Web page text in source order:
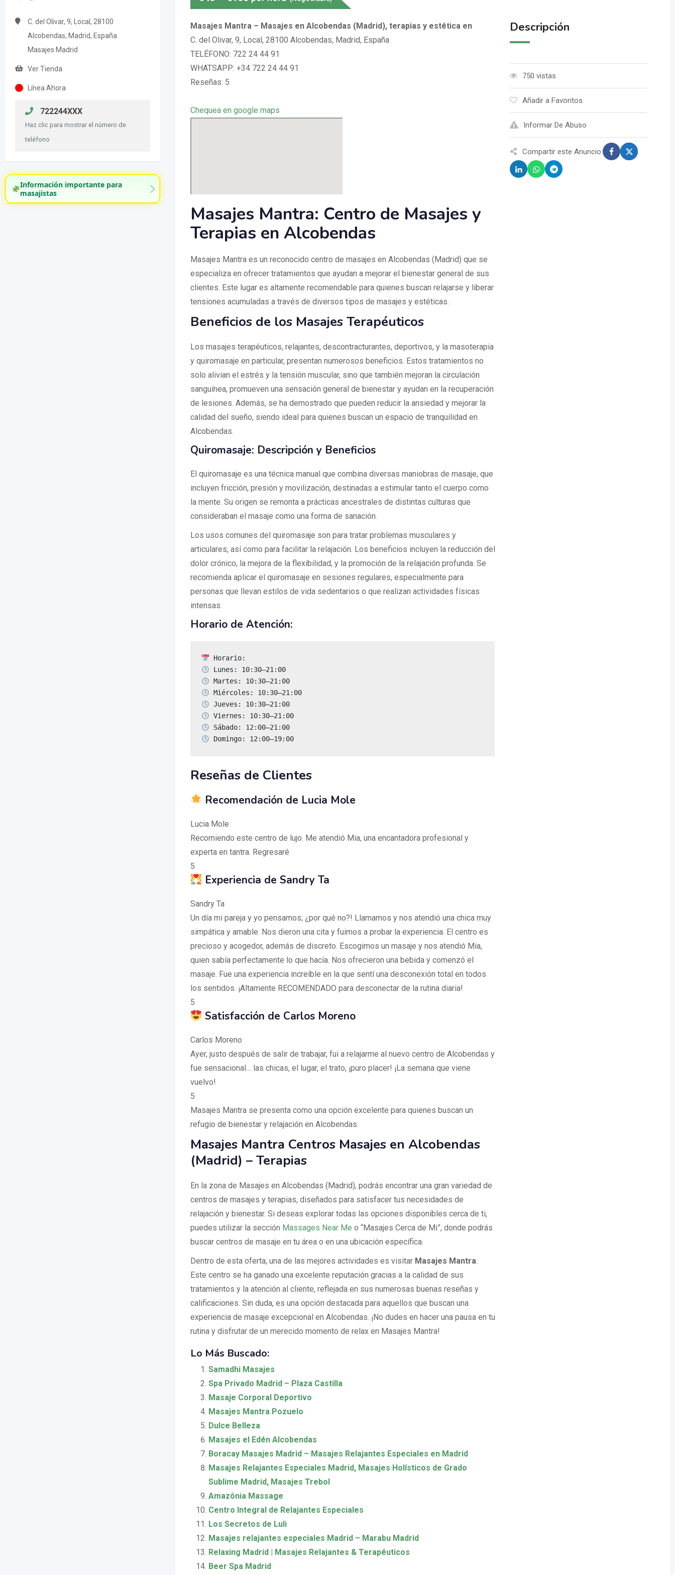
C. del Olivar, 9, Local, 28100
Alcobendas, Madrid, España
Masajes Madrid
Ver Tienda
Línea Ahora
722244XXX
Haz clic para mostrar el número de
teléfono
Información importante para
masajistas
Masajes Mantra – Masajes en Alcobendas (Madrid), terapias y estética en
C. del Olivar, 9, Local, 28100 Alcobendas, Madrid, España
TELÉFONO: 722 24 44 91
WHATSAPP: +34 722 24 44 91
Reseñas: 5
Chequea en google maps
Masajes Mantra: Centro de Masajes y
Terapias en Alcobendas
Masajes Mantra es un reconocido centro de masajes en Alcobendas (Madrid) que se
especializa en ofrecer tratamientos que ayudan a mejorar el bienestar general de sus
clientes. Este lugar es altamente recomendable para quienes buscan relajarse y liberar
tensiones acumuladas a través de diversos tipos de masajes y estéticas.
Beneficios de los Masajes Terapéuticos
Los masajes terapéuticos, relajantes, descontracturantes, deportivos, y la masoterapia
y quiromasaje en particular, presentan numerosos beneficios. Estos tratamientos no
solo alivian el estrés y la tensión muscular, sino que también mejoran la circulación
sanguínea, promueven una sensación general de bienestar y ayudan en la recuperación
de lesiones. Además, se ha demostrado que pueden reducir la ansiedad y mejorar la
calidad del sueño, siendo ideal para quienes buscan un espacio de tranquilidad en
Alcobendas.
Quiromasaje: Descripción y Beneficios
El quiromasaje es una técnica manual que combina diversas maniobras de masaje, que
incluyen fricción, presión y movilización, destinadas a estimular tanto el cuerpo como
la mente. Su origen se remonta a prácticas ancestrales de distintas culturas que
consideraban el masaje como una forma de sanación.
Los usos comunes del quiromasaje son para tratar problemas musculares y
articulares, así como para facilitar la relajación. Los beneficios incluyen la reducción del
dolor crónico, la mejora de la flexibilidad, y la promoción de la relajación profunda. Se
recomienda aplicar el quiromasaje en sesiones regulares, especialmente para
personas que llevan estilos de vida sedentarios o que realizan actividades físicas
intensas.
Horario de Atención:
Lunes: 10:30–21:00
Martes: 10:30–21:00
Miércoles: 10:30–21:00
Jueves: 10:30–21:00
Viernes: 10:30–21:00
Sábado: 12:00–21:00
Domingo: 12:00–19:00
Reseñas de Clientes
Recomendación de Lucia Mole
Lucia Mole
Recomiendo este centro de lujo. Me atendió Mia, una encantadora profesional y
experta en tantra. Regresaré
5
Experiencia de Sandry Ta
Sandry Ta
Un día mi pareja y yo pensamos; ¿por qué no?! Llamamos y nos atendió una chica muy
simpática y amable. Nos dieron una cita y fuimos a probar la experiencia. El centro es
precioso y acogedor, además de discreto. Escogimos un masaje y nos atendió Mia,
quien sabía perfectamente lo que hacía. Nos ofrecieron una bebida y comenzó el
masaje. Fue una experiencia increíble en la que sentí una desconexión total en todos
los sentidos. ¡Altamente RECOMENDADO para desconectar de la rutina diaria!
5
Satisfacción de Carlos Moreno
Carlos Moreno
Ayer, justo después de salir de trabajar, fui a relajarme al nuevo centro de Alcobendas y
fue sensacional… las chicas, el lugar, el trato, ¡puro placer! ¡La semana que viene
vuelvo!
5
Masajes Mantra se presenta como una opción excelente para quienes buscan un
refugio de bienestar y relajación en Alcobendas.
Masajes Mantra Centros Masajes en Alcobendas
(Madrid) – Terapias
En la zona de Masajes en Alcobendas (Madrid), podrás encontrar una gran variedad de
centros de masajes y terapias, diseñados para satisfacer tus necesidades de
relajación y bienestar. Si deseas explorar todas las opciones disponibles cerca de ti,
puedes utilizar la sección Massages Near Me o “Masajes Cerca de Mi”, donde podrás
buscar centros de masaje en tu área o en una ubicación específica.
Dentro de esta oferta, una de las mejores actividades es visitar Masajes Mantra.
Este centro se ha ganado una excelente reputación gracias a la calidad de sus
tratamientos y la atención al cliente, reflejada en sus numerosas buenas reseñas y
calificaciones. Sin duda, es una opción destacada para aquellos que buscan una
experiencia de masaje excepcional en Alcobendas. ¡No dudes en hacer una pausa en tu
rutina y disfrutar de un merecido momento de relax en Masajes Mantra!
Lo Más Buscado:
Samadhi Masajes
Spa Privado Madrid – Plaza Castilla
Masaje Corporal Deportivo
Masajes Mantra Pozuelo
Dulce Belleza
Masajes el Edén Alcobendas
Boracay Masajes Madrid – Masajes Relajantes Especiales en Madrid
Masajes Relajantes Especiales Madrid, Masajes Holísticos de Grado
Sublime Madrid, Masajes Trebol
Amazônia Massage
Centro Integral de Relajantes Especiales
Los Secretos de Luli
Masajes relajantes especiales Madrid – Marabu Madrid
Relaxing Madrid | Masajes Relajantes & Terapéuticos
Beer Spa Madrid
Descripción
750 vistas
Añadir a Favoritos
Informar De Abuso
Compartir este Anuncio: